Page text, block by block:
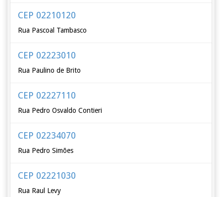
CEP 02210120
Rua Pascoal Tambasco
CEP 02223010
Rua Paulino de Brito
CEP 02227110
Rua Pedro Osvaldo Contieri
CEP 02234070
Rua Pedro Simões
CEP 02221030
Rua Raul Levy